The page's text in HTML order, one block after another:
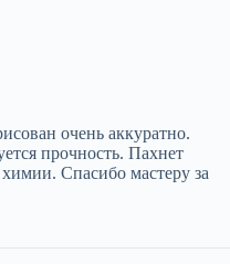
очень аккуратно.
прочность. Пахнет
Спасибо мастеру за